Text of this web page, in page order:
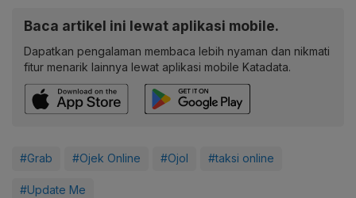
Baca artikel ini lewat aplikasi mobile.
Dapatkan pengalaman membaca lebih nyaman dan nikmati
fitur menarik lainnya lewat aplikasi mobile Katadata.
#Grab #Ojek Online #Ojol #taksi online
#Update Me